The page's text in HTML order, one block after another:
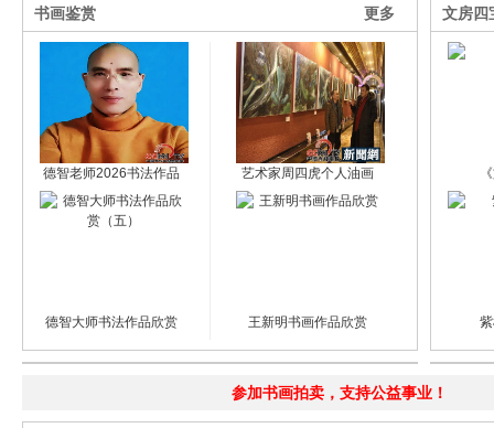
书画鉴赏 更多
德智老师2026书法作品 艺术家周四虎个人油画
德智大师书法作品欣赏 王新明书画作品欣赏
文房四
参加书画拍卖，支持公益事业！